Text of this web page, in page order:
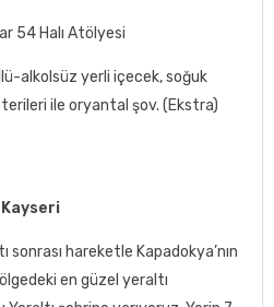
54 Halı Atölyesi
alkolsüz yerli içecek, soğuk
ile oryantal şov. (Ekstra)
sonrası hareketle Kapadokya’nın
en güzel yeraltı